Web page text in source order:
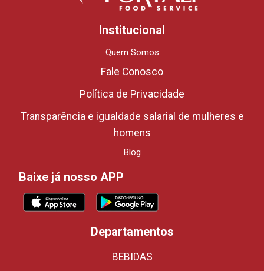
Institucional
Quem Somos
Fale Conosco
Política de Privacidade
Transparência e igualdade salarial de mulheres e
homens
Blog
Baixe já nosso APP
Departamentos
BEBIDAS